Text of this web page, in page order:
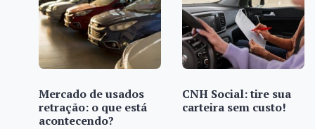
Mercado de usados
retração: o que está
acontecendo?
CNH Social: tire sua
carteira sem custo!